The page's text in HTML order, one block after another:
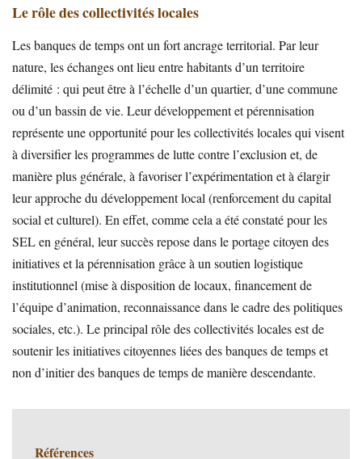
Le rôle des collectivités locales
Les banques de temps ont un fort ancrage territorial. Par leur
nature, les échanges ont lieu entre habitants d’un territoire
délimité : qui peut être à l’échelle d’un quartier, d’une commune
ou d’un bassin de vie. Leur développement et pérennisation
représente une opportunité pour les collectivités locales qui visent
à diversifier les programmes de lutte contre l’exclusion et, de
manière plus générale, à favoriser l’expérimentation et à élargir
leur approche du développement local (renforcement du capital
social et culturel). En effet, comme cela a été constaté pour les
SEL en général, leur succès repose dans le portage citoyen des
initiatives et la pérennisation grâce à un soutien logistique
institutionnel (mise à disposition de locaux, financement de
l’équipe d’animation, reconnaissance dans le cadre des politiques
sociales, etc.). Le principal rôle des collectivités locales est de
soutenir les initiatives citoyennes liées des banques de temps et
non d’initier des banques de temps de manière descendante.
Références